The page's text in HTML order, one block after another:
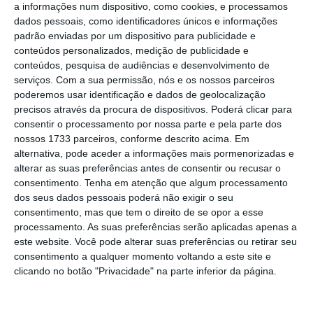
a informações num dispositivo, como cookies, e processamos
dados pessoais, como identificadores únicos e informações
padrão enviadas por um dispositivo para publicidade e
conteúdos personalizados, medição de publicidade e
conteúdos, pesquisa de audiências e desenvolvimento de
serviços. Com a sua permissão, nós e os nossos parceiros
poderemos usar identificação e dados de geolocalização
precisos através da procura de dispositivos. Poderá clicar para
consentir o processamento por nossa parte e pela parte dos
nossos 1733 parceiros, conforme descrito acima. Em
alternativa, pode aceder a informações mais pormenorizadas e
alterar as suas preferências antes de consentir ou recusar o
consentimento. Tenha em atenção que algum processamento
dos seus dados pessoais poderá não exigir o seu
consentimento, mas que tem o direito de se opor a esse
processamento. As suas preferências serão aplicadas apenas a
este website. Você pode alterar suas preferências ou retirar seu
consentimento a qualquer momento voltando a este site e
clicando no botão "Privacidade" na parte inferior da página.
nacionalista de Chiang Kai-shek se refugiou
na ilha, após a derrota na guerra civil frente
às forças comunistas.Tsai, que centrou a
campanha na ideia de que Taipé deve resistir
às ameaças e autoritarismo do regime chinês
venceu as presidenciais, no sábado passado,
com 57,1% dos votos.
A líder obteve 8,2 milhões de votos, mais do
que quando foi eleita em 2016, num sinal de
que a opinião publica de Taiwan é cada vez
mais avessa a uma reunificação com o
continente chinês.